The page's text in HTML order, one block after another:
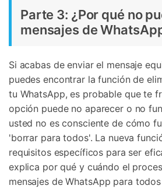
Parte 3: ¿Por qué no
mensajes de
Si acabas de enviar el mensaje
puedes encontrar la función de
tu WhatsApp, es probable que te
opción puede no aparecer o no
usted no es consciente de cómo
'borrar para todos'. La nueva
requisitos específicos para ser
explica por qué y cuándo el
mensajes de WhatsApp para